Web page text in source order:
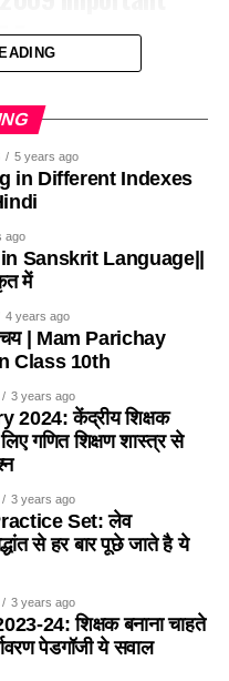
की भाँती कॉलोनी (बस्ती)
the following insects
(colony) like bees?
Exam
विद्यालयों में कुल
होंगे?According to
more than 20% of the
schools will be
तो प्रधानाध्यापक सहित
are 151 students in
number of teachers
5 years ago
in Different Indexes
ago
Sanskrit Language||
में
4 years ago
| Mam Parichay
Class 10th
3 years ago
2024: केंद्रीय शिक्षक
लिए गणित शिक्षण शास्त्र से
3 years ago
Set: लेव
से हर बार पूछे जाते है ये
3 years ago
24: शिक्षक बनाना चाहते
पेडगॉजी ये सवाल